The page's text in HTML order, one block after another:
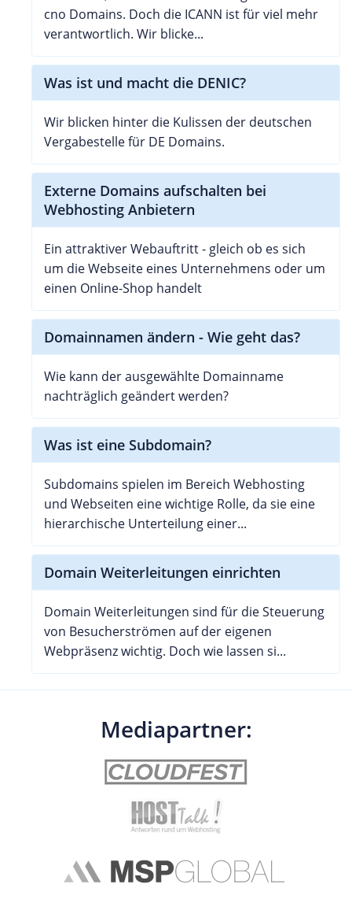
cno Domains. Doch die ICANN ist für viel mehr
verantwortlich. Wir blicke...
Was ist und macht die DENIC?
Wir blicken hinter die Kulissen der deutschen
Vergabestelle für DE Domains.
Externe Domains aufschalten bei
Webhosting Anbietern
Ein attraktiver Webauftritt - gleich ob es sich
um die Webseite eines Unternehmens oder um
einen Online-Shop handelt
Domainnamen ändern - Wie geht das?
Wie kann der ausgewählte Domainname
nachträglich geändert werden?
Was ist eine Subdomain?
Subdomains spielen im Bereich Webhosting
und Webseiten eine wichtige Rolle, da sie eine
hierarchische Unterteilung einer...
Domain Weiterleitungen einrichten
Domain Weiterleitungen sind für die Steuerung
von Besucherströmen auf der eigenen
Webpräsenz wichtig. Doch wie lassen si...
Mediapartner: